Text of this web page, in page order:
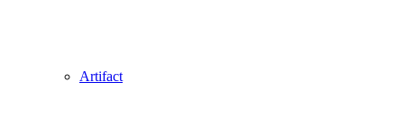
Artifact